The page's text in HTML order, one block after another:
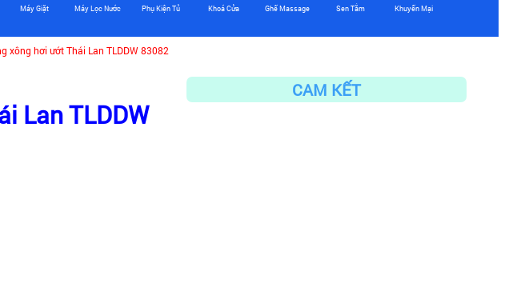
Máy Giặt Máy Lọc Nước Phụ Kiện Tủ Khoá Cửa Ghế Massage Sen Tắm Khuyến Mại
xông hơi ướt Thái Lan TLDDW 83082
Lan TLDDW
CAM KẾT